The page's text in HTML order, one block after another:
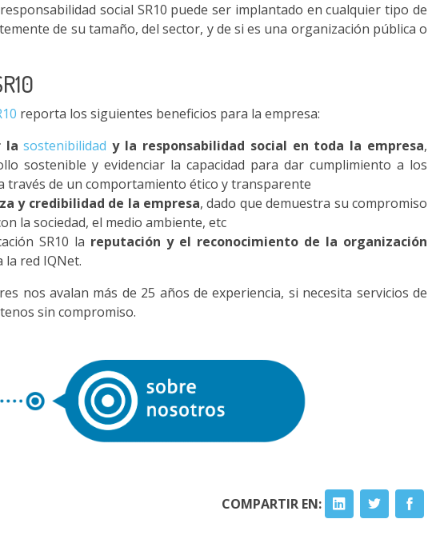
social SR10 puede ser implantado en cualquier tipo de
de su tamaño, del sector, y de si es una organización pública o
reporta los siguientes beneficios para la empresa:
lasostenibilidad y la responsabilidad social en toda la empresa,
sostenible y evidenciar la capacidad para dar cumplimiento a los
través de un comportamiento ético y transparente
y credibilidad de la empresa, dado que demuestra su compromiso
la sociedad, el medio ambiente, etc
SR10 la reputación y el reconocimiento de la organización
la red IQNet.
nos avalan más de 25 años de experiencia, si necesita servicios de
sin compromiso.
COMPARTIR EN: